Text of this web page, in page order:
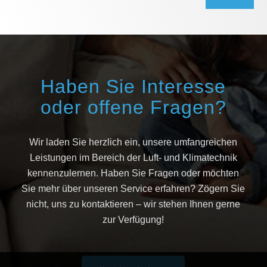
Haben Sie Interesse
oder offene Fragen?
Wir laden Sie herzlich ein, unsere umfangreichen
Leistungen im Bereich der Luft- und Klimatechnik
kennenzulernen. Haben Sie Fragen oder möchten
Sie mehr über unseren Service erfahren? Zögern Sie
nicht, uns zu kontaktieren – wir stehen Ihnen gerne
zur Verfügung!